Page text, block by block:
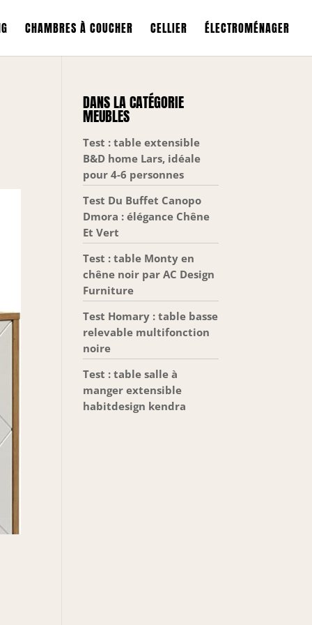
CHAMBRES À COUCHER CELLIER ÉLECTROMÉNAGER
DANS LA CATÉGORIE
MEUBLES
Test : table extensible
B&D home Lars, idéale
pour 4-6 personnes
Test Du Buffet Canopo
Dmora : élégance Chêne
Et Vert
Test : table Monty en
chêne noir par AC Design
Furniture
Test Homary : table basse
relevable multifonction
noire
Test : table salle à
manger extensible
habitdesign kendra